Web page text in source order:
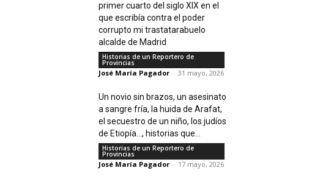
primer cuarto del siglo XIX en el
que escribía contra el poder
corrupto mi trastatarabuelo
alcalde de Madrid
Historias de un Reportero de
Provincias
José María Pagador - 31 mayo, 2026
Un novio sin brazos, un asesinato
a sangre fría, la huida de Arafat,
el secuestro de un niño, los judíos
de Etiopía…, historias que...
Historias de un Reportero de
Provincias
José María Pagador - 17 mayo, 2026